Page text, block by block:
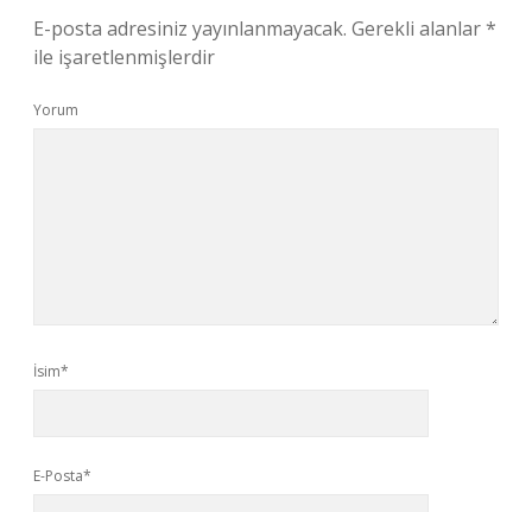
E-posta adresiniz yayınlanmayacak. Gerekli alanlar*
ile işaretlenmişlerdir
Yorum
İsim*
E-Posta*